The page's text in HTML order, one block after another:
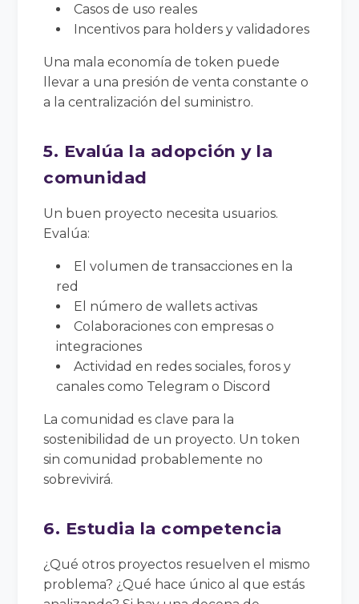
Casos de uso reales
Incentivos para holders y validadores
Una mala economía de token puede
llevar a una presión de venta constante o
a la centralización del suministro.
5. Evalúa la adopción y la
comunidad
Un buen proyecto necesita usuarios.
Evalúa:
El volumen de transacciones en la
red
El número de wallets activas
Colaboraciones con empresas o
integraciones
Actividad en redes sociales, foros y
canales como Telegram o Discord
La comunidad es clave para la
sostenibilidad de un proyecto. Un token
sin comunidad probablemente no
sobrevivirá.
6. Estudia la competencia
¿Qué otros proyectos resuelven el mismo
problema? ¿Qué hace único al que estás